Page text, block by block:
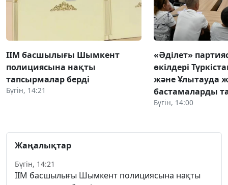
ІІМ басшылығы Шымкент
полициясына нақты
тапсырмалар берді
Бүгін, 14:21
«Әділет»
өкілдері
және Ұлытауда
бастамаларды
Бүгін, 14:00
Жаңалықтар
Бүгін, 14:21
ІІМ басшылығы Шымкент полициясына нақты